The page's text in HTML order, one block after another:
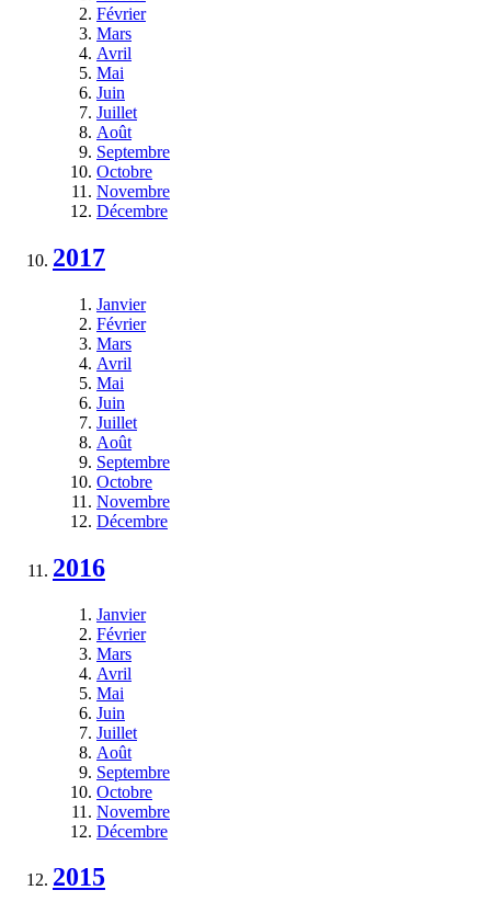
Février
Mars
Avril
Mai
Juin
Juillet
Août
Septembre
Octobre
Novembre
Décembre
2017
Janvier
Février
Mars
Avril
Mai
Juin
Juillet
Août
Septembre
Octobre
Novembre
Décembre
2016
Janvier
Février
Mars
Avril
Mai
Juin
Juillet
Août
Septembre
Octobre
Novembre
Décembre
2015